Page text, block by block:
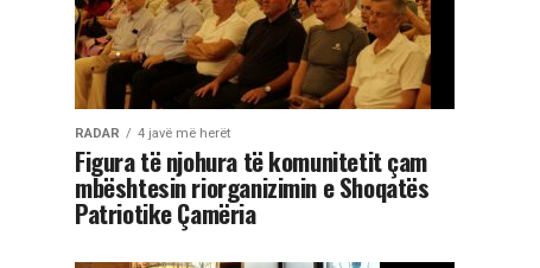
RADAR 4 javë më herët
Figura të njohura të komunitetit çam
mbështesin riorganizimin e Shoqatës
Patriotike Çamëria